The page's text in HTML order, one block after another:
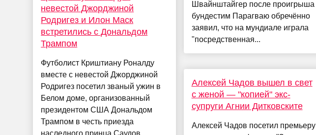
невестой Джорджиной
Родригез и Илон Маск
встретились с Дональдом
Трампом
Футболист Криштиану Роналду
вместе с невестой Джорджиной
Родригез посетил званый ужин в
Белом доме, организованный
президентом США Дональдом
Трампом в честь приезда
Швайнштайгер после проигрыша
бундестим Парагваю обречённо
заявил, что на мундиале играла
"посредственная...
Алексей Чадов вышел в свет
с женой — "копией" экс-
супруги Агнии Дитковските
Алексей Чадов посетил премьеру